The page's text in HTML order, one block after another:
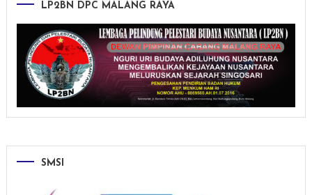
LP2BN DPC MALANG RAYA
SMSI